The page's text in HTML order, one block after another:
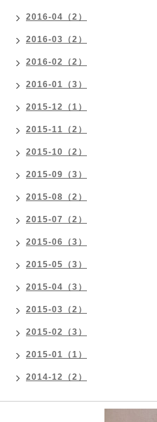
2016-04（2）
2016-03（2）
2016-02（2）
2016-01（3）
2015-12（1）
2015-11（2）
2015-10（2）
2015-09（3）
2015-08（2）
2015-07（2）
2015-06（3）
2015-05（3）
2015-04（3）
2015-03（2）
2015-02（3）
2015-01（1）
2014-12（2）